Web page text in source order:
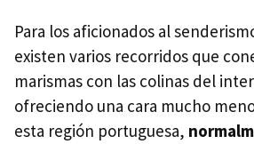
Para los aficionados al
existen varios recorridos que
marismas con las colinas del
ofreciendo una cara mucho
esta región portuguesa,